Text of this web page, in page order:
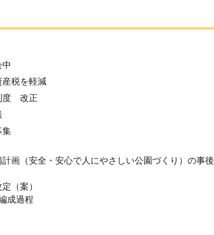
税を軽減
度 改正
集
計画（安全・安心で人にやさしい公園づくり）の事後
（案）
成過程